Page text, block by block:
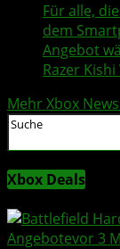
Für alle,
dem
Angebot
Razer Kishi
Mehr Xbox
Xbox Deals
Angebotevor 3